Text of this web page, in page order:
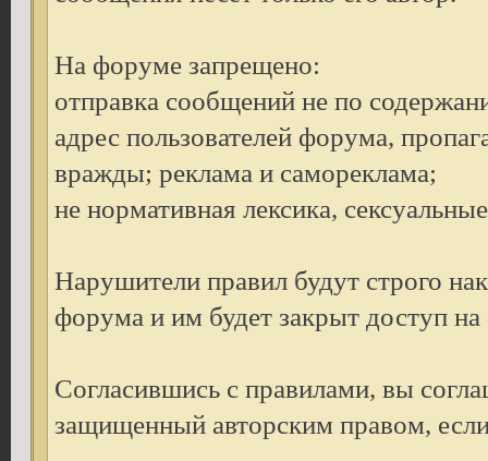
На форуме запрещено:
отправка сообщений не по
адрес пользователей форума,
вражды; реклама и самореклама;
не нормативная лексика,
Нарушители правил будут строго
форума и им будет закрыт доступ
Согласившись с правилами, вы
защищенный авторским правом,